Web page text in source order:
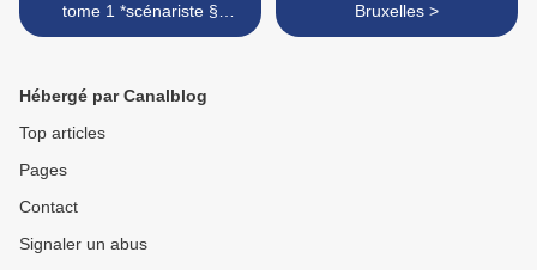
tome 1 *scénariste §
dessinateur Marvano
Bruxelles >
Hébergé par Canalblog
Top articles
Pages
Contact
Signaler un abus